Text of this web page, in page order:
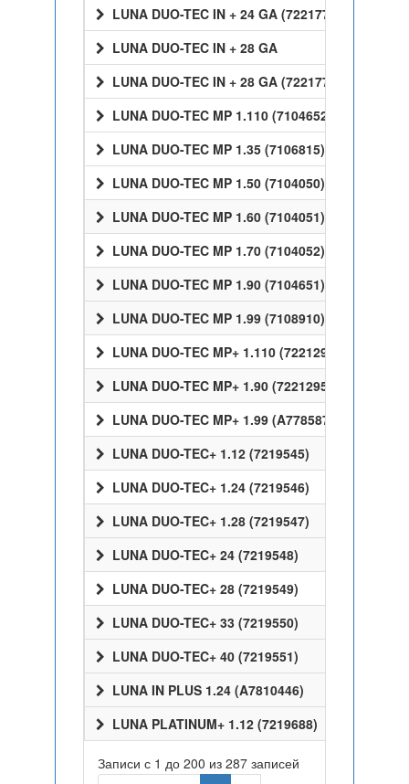
LUNA DUO-TEC IN + 24 GA (7221770)
LUNA DUO-TEC IN + 28 GA
LUNA DUO-TEC IN + 28 GA (7221772)
LUNA DUO-TEC MP 1.110 (7104652)
LUNA DUO-TEC MP 1.35 (7106815)
LUNA DUO-TEC MP 1.50 (7104050)
LUNA DUO-TEC MP 1.60 (7104051)
LUNA DUO-TEC MP 1.70 (7104052)
LUNA DUO-TEC MP 1.90 (7104651)
LUNA DUO-TEC MP 1.99 (7108910)
LUNA DUO-TEC MP+ 1.110 (7221296)
LUNA DUO-TEC MP+ 1.90 (7221295)
LUNA DUO-TEC MP+ 1.99 (A7785873)
LUNA DUO-TEC+ 1.12 (7219545)
LUNA DUO-TEC+ 1.24 (7219546)
LUNA DUO-TEC+ 1.28 (7219547)
LUNA DUO-TEC+ 24 (7219548)
LUNA DUO-TEC+ 28 (7219549)
LUNA DUO-TEC+ 33 (7219550)
LUNA DUO-TEC+ 40 (7219551)
LUNA IN PLUS 1.24 (A7810446)
LUNA PLATINUM+ 1.12 (7219688)
Записи с 1 до 200 из 287 записей